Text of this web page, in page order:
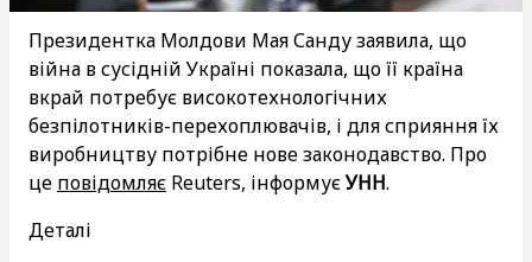
Президентка Молдови Мая Санду заявила, що
війна в сусідній Україні показала, що її країна
вкрай потребує високотехнологічних
безпілотників-перехоплювачів, і для сприяння їх
виробництву потрібне нове законодавство. Про
це повідомляє Reuters, інформуєУНН.
Деталі